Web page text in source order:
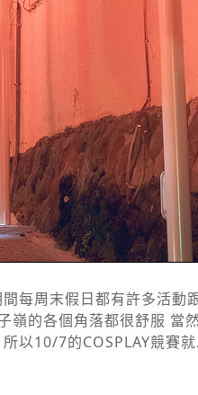
每周末假日都有許多活動
嶺的各個角落都很舒服 當
以10/7的COSPLAY競賽